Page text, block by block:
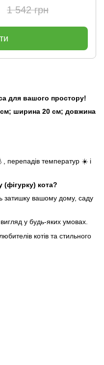
1 542 грн
для вашого простору!
см; ширина 20 см; довжина
перепадів температур ☀️ і
(фігурку) кота?
затишку вашому дому, саду
вигляд у будь-яких умовах.
котів та стильного